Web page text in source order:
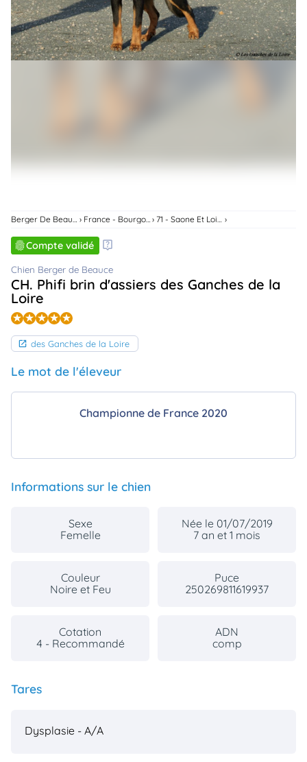
Connexion
Compte validé
Chien Berger de Beauce
CH. Phifi brin d'assiers des Ganches de la
Loire
des Ganches de la Loire
Le mot de l'éleveur
Championne de France 2020
Informations sur le chien
Sexe
Femelle
Née le 01/07/2019
7 an et 1 mois
Couleur
Noire et Feu
Puce
250269811619937
Cotation
4 - Recommandé
ADN
comp
Tares
Dysplasie - A/A